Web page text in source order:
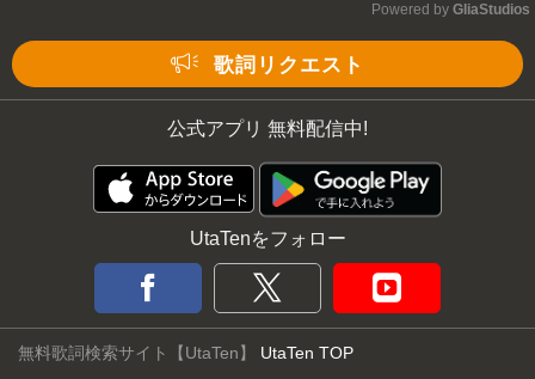
Powered by GliaStudios
歌詞リクエスト
公式アプリ 無料配信中!
UtaTenをフォロー
無料歌詞検索サイト【UtaTen】 UtaTen TOP